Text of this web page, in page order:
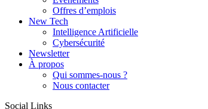
Offres d’emplois
New Tech
Intelligence Artificielle
Cybersécurité
Newsletter
À propos
Qui sommes-nous ?
Nous contacter
Social Links